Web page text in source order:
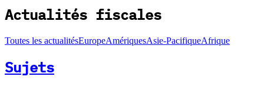
Actualités fiscales
Toutes les actualitésEuropeAmériquesAsie-PacifiqueAfrique
Sujets